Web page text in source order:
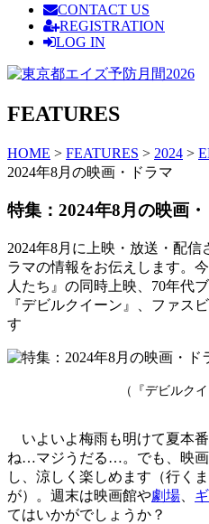
CONTACT US
REGISTRATION
LOG IN
FEATURES
HOME > FEATURES > 2024 >
2024年8月の映画・ドラマ
特集：2024年8月の映画
2024年8月に上映・放送・配
ラマの情報をお伝えします。
人たち』の同時上映、70年代
『デビルクイーン』、ファス
す
（『デビルク
いよいよ梅雨も明けて夏本
ね…マジうだる…。でも、映画
し、涼しく楽しめます（行く
が）。週末は映画館や劇場
てはいかがでしょうか？